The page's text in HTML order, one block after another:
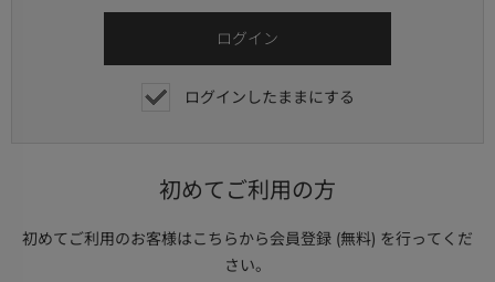
ログインしたままにする
初めてご利用の方
初めてご利用のお客様はこちらから会員登録 (無料) を行ってくだ
さい。